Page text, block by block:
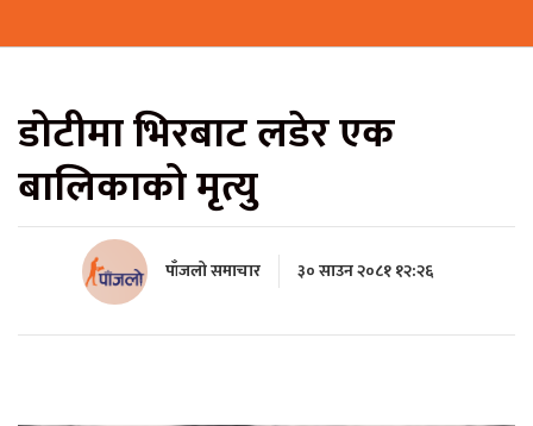
डोटीमा भिरबाट लडेर एक
बालिकाको मृत्यु
पाँजलो समाचार ३० साउन २०८१ १२:२६